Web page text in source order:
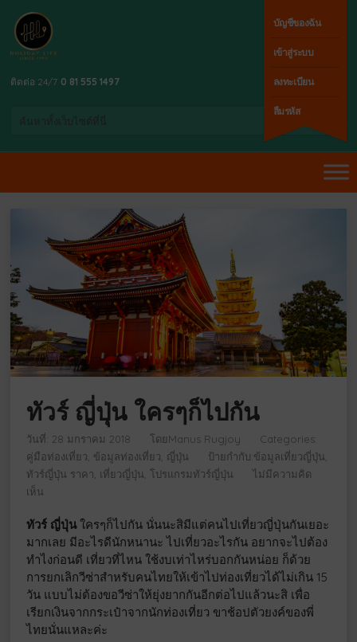
บัญชีของฉัน
เข้าสู่ระบบ
ลงทะเบียน
ลืมรหัส
ติดต่อ 24/7 0 81 555 1497
ทัวร์ ญี่ปุ่น ใครๆก็ไปกัน
วันที่: 28 มกราคม 2018 โดย Manus Rugjoy
Categories:
คู่มือท่องเที่ยว ข้อมูลท่องเที่ยว ญี่ปุ่น ป้ายกำกับ: ข้อมูลเที่ยวญี่ปุ่น
ทัวร์ญี่ปุ่น ราคา เที่ยวญี่ปุ่น โปรแกรมทัวร์ญี่ปุ่น
ไม่มีความคิด
เห็น
ทัวร์ ญี่ปุ่นใครๆก็ไปกัน นั่นนะสิมีแต่คนไปเที่ยวญี่ปุ่นกันเยอะ
มากเลย มีอะไรดีนักหนานะ ไปเที่ยวอะไรกัน อยากจะไปต้อง
ทำไงก่อนดี เที่ยวที่ไหน ใช้งบเท่าไหร่บอกกันหน่อย ก็ด้วย
การยกเลิกวีซ่าสำหรับคนไทยให้เข้าไปท่องเที่ยวได้ไม่เกิน 15
วัน แบบไม่ต้องขอวีซ่าให้ยุ่งยากกันอีกต่อไปแล้วนะสิ เพื่อ
เรียกเงินจากกระเป๋าจากนักท่องเที่ยว ขาช้อปตัวยงค์ของพี่
ไทยนั่นแหละค่ะ